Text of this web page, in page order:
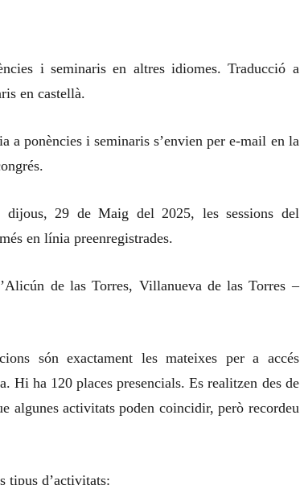
i seminaris en altres idiomes. Traducció a
en castellà.
a ponències i seminaris s’envien per e-mail en la
dijous, 29 de Maig del 2025, les sessions del
en línia preenregistrades.
de las Torres, Villanueva de las Torres –
són exactament les mateixes per a accés
Hi ha 120 places presencials. Es realitzen des de
algunes activitats poden coincidir, però recordeu
tipus d’activitats: